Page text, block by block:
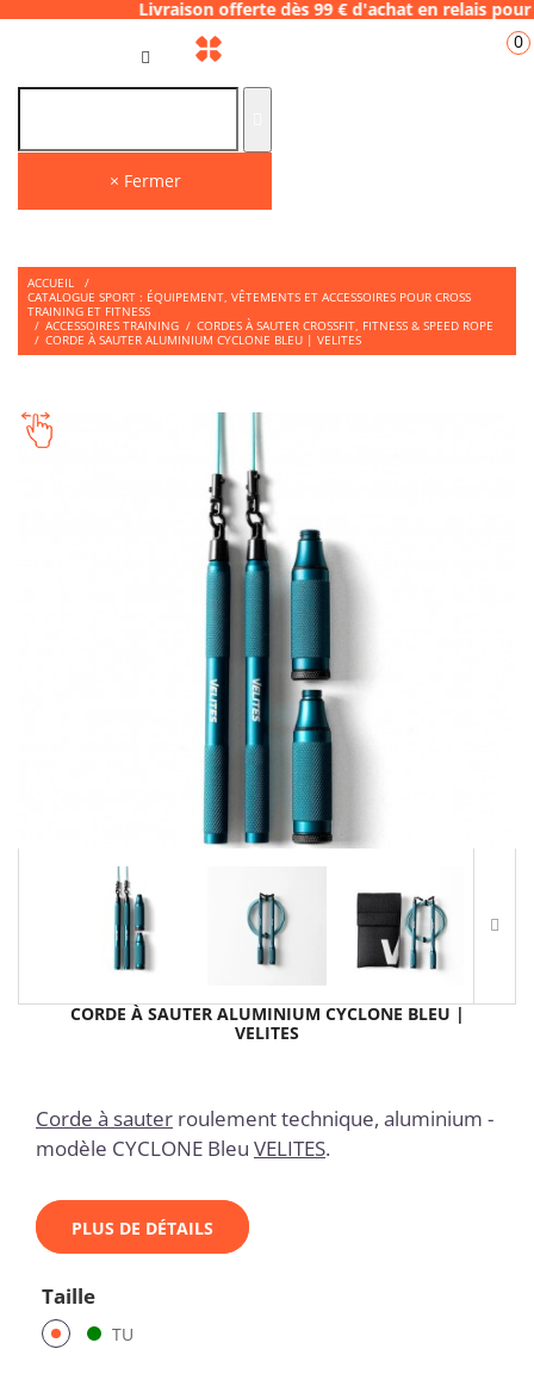
Livraison offerte dès 99 € d'achat en
× Fermer
0
ACCUEIL
/
CATALOGUE SPORT : ÉQUIPEMENT, VÊTEMENTS ET ACCESSOIRES POUR CROSS
TRAINING ET FITNESS
/ ACCESSOIRES TRAINING / CORDES À SAUTER CROSSFIT, FITNESS & SPEED ROPE
/ CORDE À SAUTER ALUMINIUM CYCLONE BLEU | VELITES
CORDE À SAUTER ALUMINIUM CYCLONE BLEU |
VELITES
Corde à sauter roulement technique, aluminium -
modèle CYCLONE Bleu VELITES.
PLUS DE DÉTAILS
Taille
TU